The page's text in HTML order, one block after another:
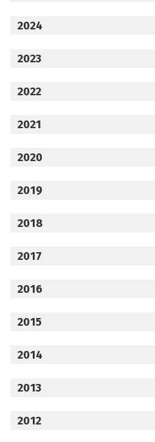
2024
2023
2022
2021
2020
2019
2018
2017
2016
2015
2014
2013
2012